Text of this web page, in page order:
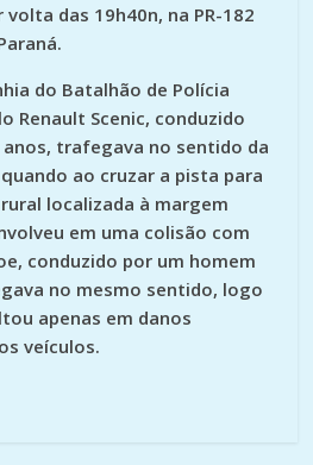
das 19h40n, na PR-182
do Batalhão de Polícia
Renault Scenic, conduzido
trafegava no sentido da
ao cruzar a pista para
localizada à margem
em uma colisão com
conduzido por um homem
no mesmo sentido, logo
apenas em danos
veículos.